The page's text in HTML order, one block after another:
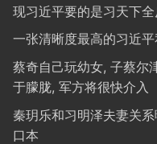
现习近平要的是习天下全
一张清晰度最高的习近
蔡奇自己玩幼女, 子蔡尔
于朦胧, 军方将很快介入
秦玥乐和习明泽夫妻关
口本